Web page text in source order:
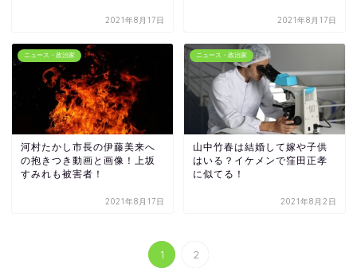
2021年8月17日 2021年8月17日
ニュース・政治家
河村たかし市長の伊藤美来へ
の抱きつき動画と画像！上坂
すみれも被害者！
2021年8月17日
ニュース・政治家
山中竹春は結婚して嫁や子供
はいる？イケメンで窪田正孝
に似てる！
2021年8月2日
1 2